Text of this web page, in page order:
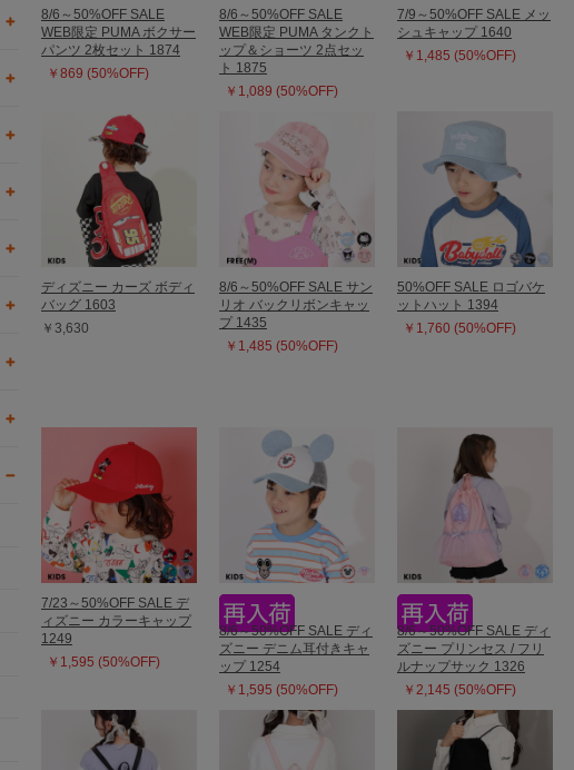
8/6～50%OFF SALE
WEB限定 PUMA ボクサー
パンツ 2枚セット 1874
￥869 (50%OFF)
8/6～50%OFF SALE
WEB限定 PUMA タンクト
ップ＆ショーツ 2点セッ
ト 1875
￥1,089 (50%OFF)
7/9～50%OFF SALE メッ
シュキャップ 1640
￥1,485 (50%OFF)
ディズニー カーズ ボディ
バッグ 1603
￥3,630
8/6～50%OFF SALE サン
リオ バックリボンキャッ
プ 1435
￥1,485 (50%OFF)
50%OFF SALE ロゴバケ
ットハット 1394
￥1,760 (50%OFF)
7/23～50%OFF SALE デ
ィズニー カラーキャップ
1249
￥1,595 (50%OFF)
8/6～50%OFF SALE ディ
ズニー デニム耳付きキャ
ップ 1254
￥1,595 (50%OFF)
8/6～50%OFF SALE ディ
ズニー プリンセス / フリ
ルナップサック 1326
￥2,145 (50%OFF)